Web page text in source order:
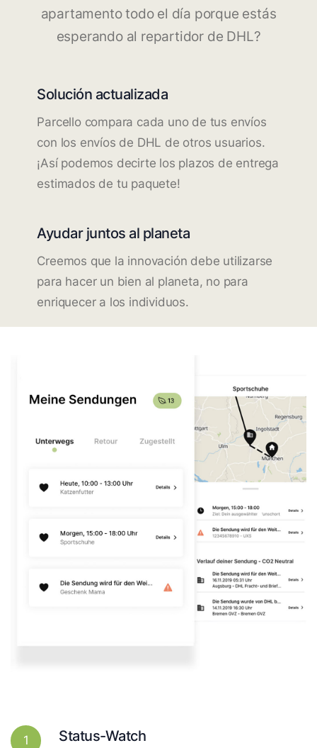
apartamento todo el día porque estás
esperando al repartidor de DHL?
Solución actualizada
Parcello compara cada uno de tus envíos
con los envíos de DHL de otros usuarios.
¡Así podemos decirte los plazos de entrega
estimados de tu paquete!
Ayudar juntos al planeta
Creemos que la innovación debe utilizarse
para hacer un bien al planeta, no para
enriquecer a los individuos.
1 Status-Watch